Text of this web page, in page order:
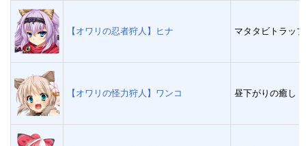
【オワリの忍者狩人】ヒナ マタタビトラップ
【オワリの怪力狩人】ワンコ 昼下がりの癒し